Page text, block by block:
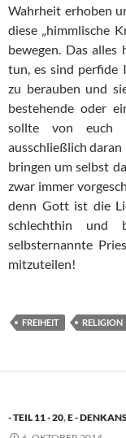
Wahrheit erhoben
diese „himmlische
bewegen. Das
tun, es sind perfide
zu berauben und
bestehende oder
sollte von euch
ausschließlich
bringen um selbst
zwar immer
denn Gott ist die
schlechthin und
selbsternannte
mitzuteilen!
FREIHEIT RELIGION
- TEIL 11 - 20,E -